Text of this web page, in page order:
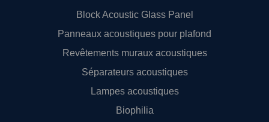
Block Acoustic Glass Panel
Panneaux acoustiques pour plafond
Revêtements muraux acoustiques
Séparateurs acoustiques
Lampes acoustiques
Biophilia